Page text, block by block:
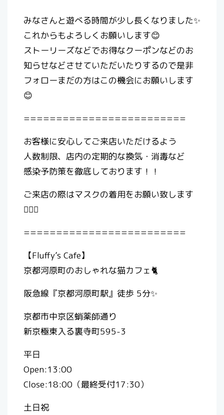
みなさんと遊べる時間が少し長くなりました✨
これからもよろしくお願いします😊
ストーリーズなどでお得なクーポンなどのお
知らせなどさせていただいたりするので是非
フォローまだの方はこの機会にお願いします
😊
=========================
お客様に安心してご来店いただけるよう
人数制限、店内の定期的な換気・消毒など
感染予防策を徹底しております！！
ご来店の際はマスクの着用をお願い致します
🙇🏻‍♀️
=========================
【Fluffy’s Cafe】
京都河原町のおしゃれな猫カフェ🐈
阪急線『京都河原町駅』徒歩 5分✨
京都市中京区蛸薬師通り
新京極東入る裏寺町595-3
平日
Open:13:00
Close:18:00（最終受付17:30）
土日祝